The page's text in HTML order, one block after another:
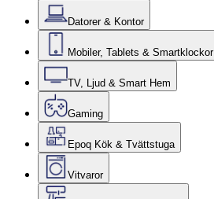
Datorer & Kontor
Mobiler, Tablets & Smartklockor
TV, Ljud & Smart Hem
Gaming
Epoq Kök & Tvättstuga
Vitvaror